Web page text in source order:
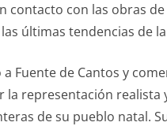
con las obras
últimas tendencias de
Fuente de Cantos y
representación
de su pueblo natal.